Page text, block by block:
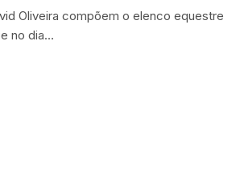
Oliveira compõem o elenco equestre
no dia…